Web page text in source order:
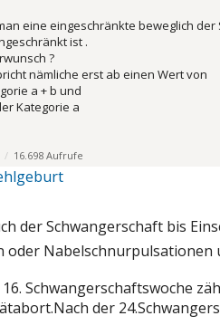
eine eingeschränkte beweglich der
ist .
?
nämliche erst ab einen Wert von
a + b und
Kategorie a
16.698 Aufrufe
der Schwangerschaft bis
oder Nabelschnurpulsationen
Schwangerschaftswoche
der